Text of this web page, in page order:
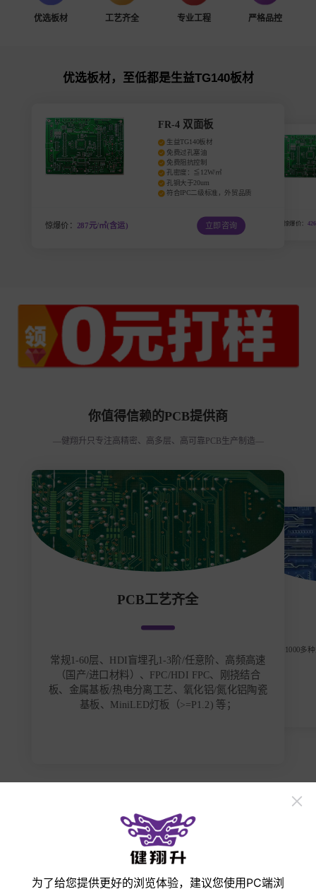
优选板材 工艺齐全 专业工程 严格品控
优选板材，至低都是生益TG140板材
FR-4 双面板
生益TG140板材
免费过孔塞油
免费阻抗控制
孔密度：≦12W/㎡
孔铜大于20um
符合IPC二级标准，外贸品质
惊爆价： 287元/㎡(含运) 立即咨询 惊爆价：
你值得信赖的PCB提供商
—健翔升只专注高精密、高多层、高可靠PCB生产制造—
PCB工艺齐全
常规1-60层、HDI盲埋孔1-3阶/任意阶、高频高速
（国产/进口材料）、FPC/HDI FPC、刚挠结合
板、金属基板/热电分离工艺、氧化铝/氮化铝陶瓷
基板、MiniLED灯板（>=P1.2) 等；
常备1000多
产品展示 收起
为了给您提供更好的浏览体验，建议您使用PC端浏